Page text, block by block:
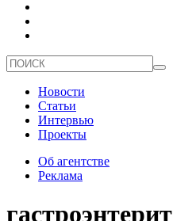
Новости
Статьи
Интервью
Проекты
Об агентстве
Реклама
гастроэнтерит